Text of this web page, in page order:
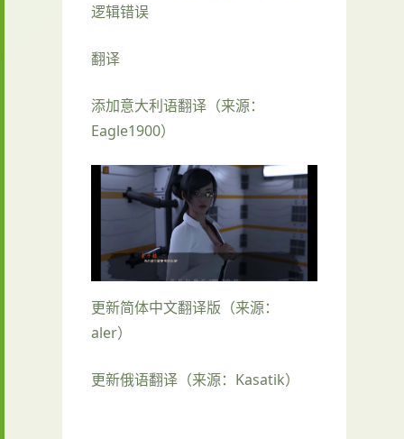
逻辑错误
翻译
添加意大利语翻译（来源：
Eagle1900）
更新简体中文翻译版（来源：
aler）
更新俄语翻译（来源：Kasatik）